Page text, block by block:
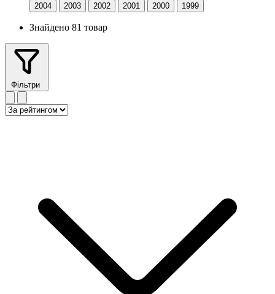
2004
2003 2002 2001 2000 1999
Знайдено 81 товар
Фільтри